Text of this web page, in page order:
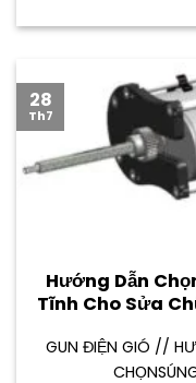
Hướng Dẫn
Tĩnh Cho Sửa
GUN ĐIỆN GIÓ //
28
Th7